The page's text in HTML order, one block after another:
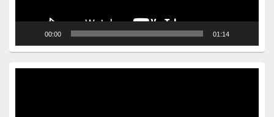
00:00 01:14